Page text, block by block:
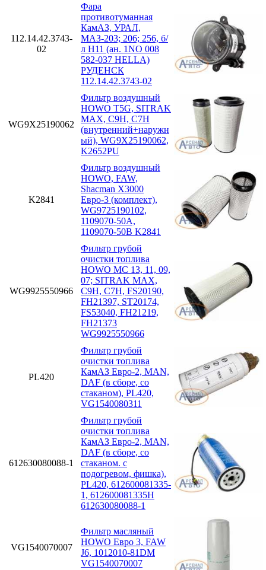
112.14.42.3743-
02
Фара
противотуманная
КамАЗ, УРАЛ,
МАЗ-203; 206; 256, б/
л H11 (ан. 1NO 008
582-037 HELLA)
РУДЕНСК
112.14.42.3743-02
WG9X25190062
Фильтр воздушный
HOWO T5G, SITRAK
MAX, C9H, C7H
(внутренний+наружн
ый), WG9X25190062,
K2652PU
K2841
Фильтр воздушный
HOWO, FAW,
Shacman X3000
Евро-3 (комплект),
WG9725190102,
1109070-50A,
1109070-50B K2841
WG9925550966
Фильтр грубой
очистки топлива
HOWO MC 13, 11, 09,
07; SITRAK MAX,
C9H, C7H, FS20190,
FH21397, ST20174,
FS53040, FH21219,
FH21373
WG9925550966
PL420
Фильтр грубой
очистки топлива
КамАЗ Евро-2, MAN,
DAF (в сборе, со
стаканом), PL420,
VG1540080311
612630080088-1
Фильтр грубой
очистки топлива
КамАЗ Евро-2, MAN,
DAF (в сборе, со
стаканом. с
подогревом, фишка),
PL420, 612600081335-
1, 612600081335H
612630080088-1
VG1540070007
Фильтр масляный
HOWO Евро 3, FAW
J6, 1012010-81DM
VG1540070007